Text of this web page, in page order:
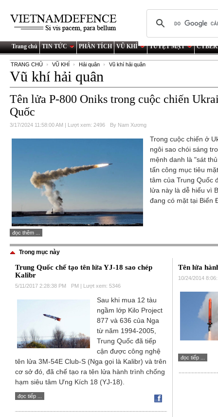
Trang chủ TIN TỨC PHÂN TÍCH VŨ KHÍ TUYỆT MẬT
TRANG CHỦ VŨ KHÍ Hải quân Vũ khí hải quân
Vũ khí hải quân
Tên lửa P-800 Oniks trong cuộc chiến
Quốc
3/17/2024 11:58:00 AM | Lượt xem: 2496 By Nam Xương
Trong cuộc chiến ở
ngôi sao chói sáng
mệnh danh là "sát
tấn công mục tiêu
tâm của Trung Quốc
lửa này là dễ hiểu vì
đang có mặt tại Biển
đọc thêm ...
Trong mục này
Trung Quốc chế tạo tên lửa YJ-18 sao chép
Kalibr
5/11/2017 2:28:38 PM PM | Lượt xem: 5346
Sau khi mua 12 tàu
ngầm lớp Kilo Project
877 và 636 của Nga
từ năm 1994-2005,
Trung Quốc đã tiếp
cận được công nghệ
tên lửa 3M-54E Club-S (Nga gọi là Kalibr) và trên
cơ sở đó, đã chế tạo ra tên lửa hành trình chống
hạm siêu tâm Ưng Kích 18 (YJ-18).
đọc tiếp ...
Tên lửa
10/24/2014
đọc tiếp ...